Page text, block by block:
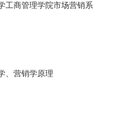
工商管理学院市场营销系
、营销学原理